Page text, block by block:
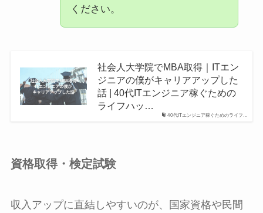
ください。
40代ITエンジニア稼ぐためのライフ…
社会人大学院でMBA取得｜ITエン
ジニアの僕がキャリアアップした
話 | 40代ITエンジニア稼ぐための
ライフハッ…
資格取得・検定試験
収入アップに直結しやすいのが、国家資格や民間